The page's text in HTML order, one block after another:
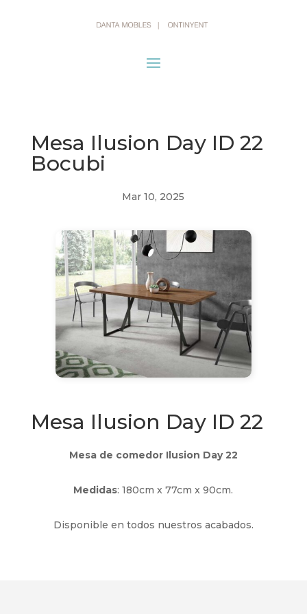
Mesa Ilusion Day ID 22
Bocubi
Mar 10, 2025
Mesa Ilusion Day ID 22
Mesa de comedor Ilusion Day 22
Medidas: 180cm x 77cm x 90cm.
Disponible en todos nuestros acabados.